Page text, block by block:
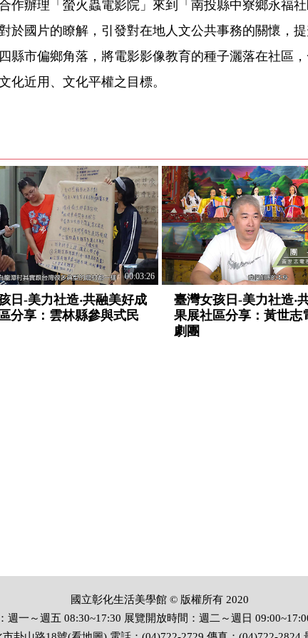
作辦理「螢火蟲電影院」來到「南投縣中寮鄉永福
於國片的瞭解，引發對在地人文公共事務的關懷，
縣市偏鄉角落，將電影影像教育的種子灑落在社區
化近用、文化平權之目標。
00:03:26
日-美力社造‧共融美好成
分享：雲林縣參與式民
臺灣女孩日-美力社造‧
果展社區分享：黃世志
劇團
國立彰化生活美學館 © 版權所有 2020
週一～週五 08:30~17:30 展覽開放時間：週二～週日